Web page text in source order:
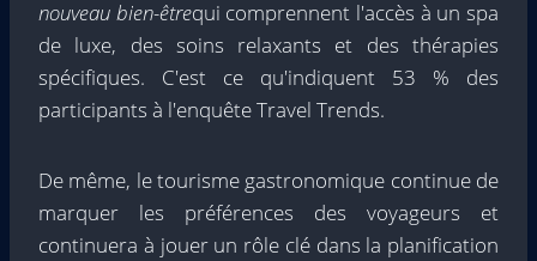
nouveau bien-êtrequi comprennent l'accès à un spa
de luxe, des soins relaxants et des thérapies
spécifiques. C'est ce qu'indiquent 53 % des
participants à l'enquête Travel Trends.
De même, le tourisme gastronomique continue de
marquer les préférences des voyageurs et
continuera à jouer un rôle clé dans la planification